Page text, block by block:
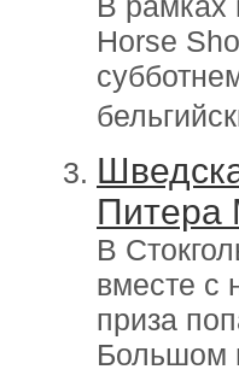
Horse
Питера
В
вместе с
приза
Большом